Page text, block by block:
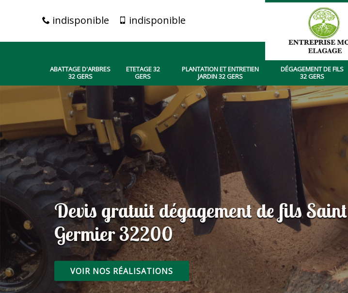
indisponible indisponible
ABATTAGE D'ARBRES
32 GERS
ETETAGE 32
GERS
PLANTATION ET ENTRETIEN
JARDIN 32 GERS
DÉGAGEMENT DE FILS
32 GERS
Devis gratuit dégagement de fils Saint
Germier 32200
VOIR NOS RÉALISATIONS